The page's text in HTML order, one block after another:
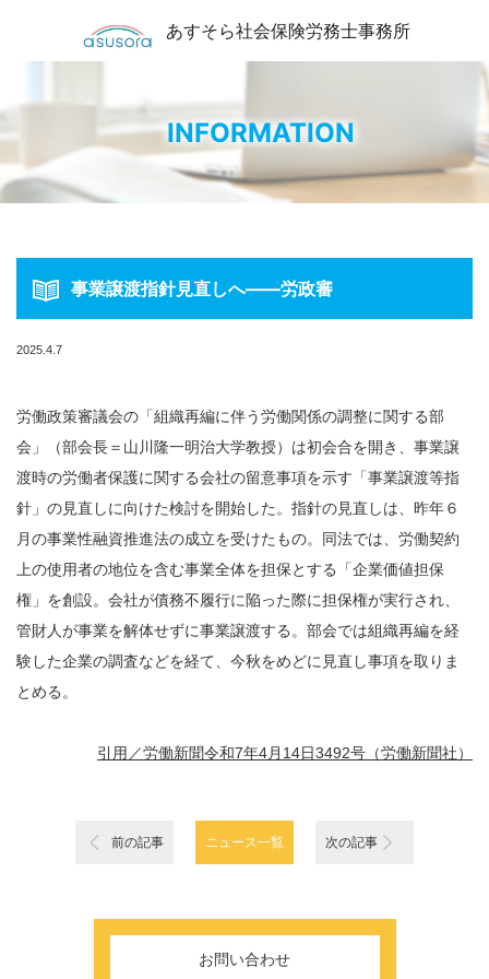
あすそら社会保険労務士事務所
INFORMATION
事業譲渡指針見直しへ――労政審
2025.4.7
労働政策審議会の「組織再編に伴う労働関係の調整に関する部
会」（部会長＝山川隆一明治大学教授）は初会合を開き、事業譲
渡時の労働者保護に関する会社の留意事項を示す「事業譲渡等指
針」の見直しに向けた検討を開始した。指針の見直しは、昨年６
月の事業性融資推進法の成立を受けたもの。同法では、労働契約
上の使用者の地位を含む事業全体を担保とする「企業価値担保
権」を創設。会社が債務不履行に陥った際に担保権が実行され、
管財人が事業を解体せずに事業譲渡する。部会では組織再編を経
験した企業の調査などを経て、今秋をめどに見直し事項を取りま
とめる。
引用／労働新聞令和7年4月14日3492号（労働新聞社）
前の記事 ニュース一覧 次の記事
お問い合わせ